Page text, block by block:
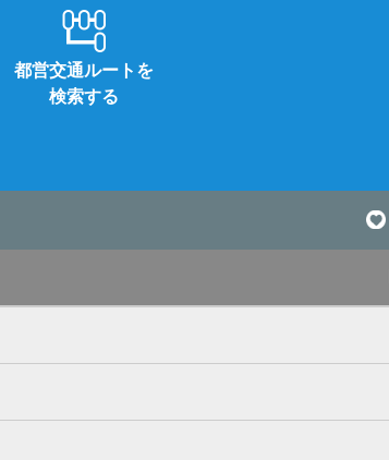
都営交通ルートを
検索する